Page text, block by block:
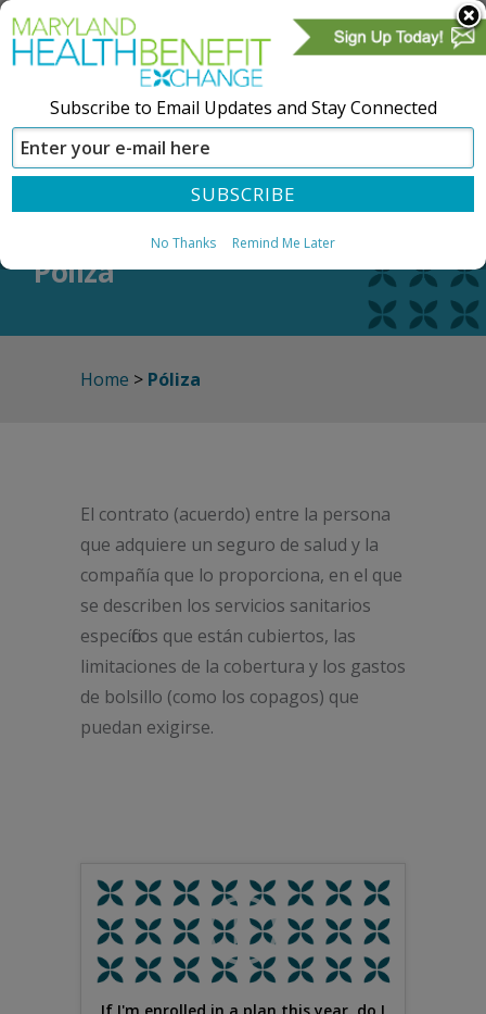
CREAR UNA CUENTA REGÍSTRESE
Póliza
Home > Póliza
El contrato (acuerdo) entre la persona
que adquiere un seguro de salud y la
compañía que lo proporciona, en el que
se describen los servicios sanitarios
específicos que están cubiertos, las
limitaciones de la cobertura y los gastos
de bolsillo (como los copagos) que
puedan exigirse.
Subscribe to Email Updates and Stay Connected
No Thanks Remind Me Later